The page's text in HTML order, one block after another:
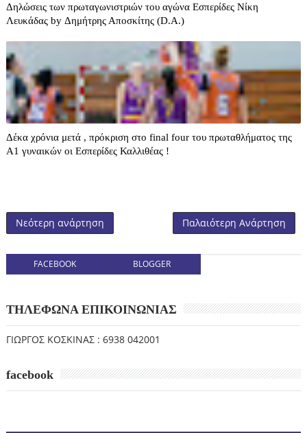
Δηλώσεις των πρωταγωνιστριών του αγώνα Εσπερίδες Νίκη
Λευκάδας by Δημήτρης Αποσκίτης (D.A.)
Δέκα χρόνια μετά , πρόκριση στο final four του πρωταθλήματος της
Α1 γυναικών οι Εσπερίδες Καλλιθέας !
Νεότερη ανάρτηση Παλαιότερη Ανάρτηση
FACEBOOK BLOGGER
ΤΗΛΕΦΩΝΑ ΕΠΙΚΟΙΝΩΝΙΑΣ
ΓΙΩΡΓΟΣ ΚΟΣΚΙΝΑΣ : 6938 042001
facebook